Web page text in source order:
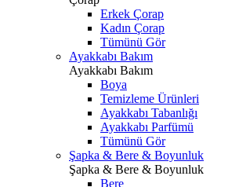
Erkek Çorap
Kadın Çorap
Tümünü Gör
Ayakkabı Bakım
Ayakkabı Bakım
Boya
Temizleme Ürünleri
Ayakkabı Tabanlığı
Ayakkabı Parfümü
Tümünü Gör
Şapka & Bere & Boyunluk
Şapka & Bere & Boyunluk
Bere